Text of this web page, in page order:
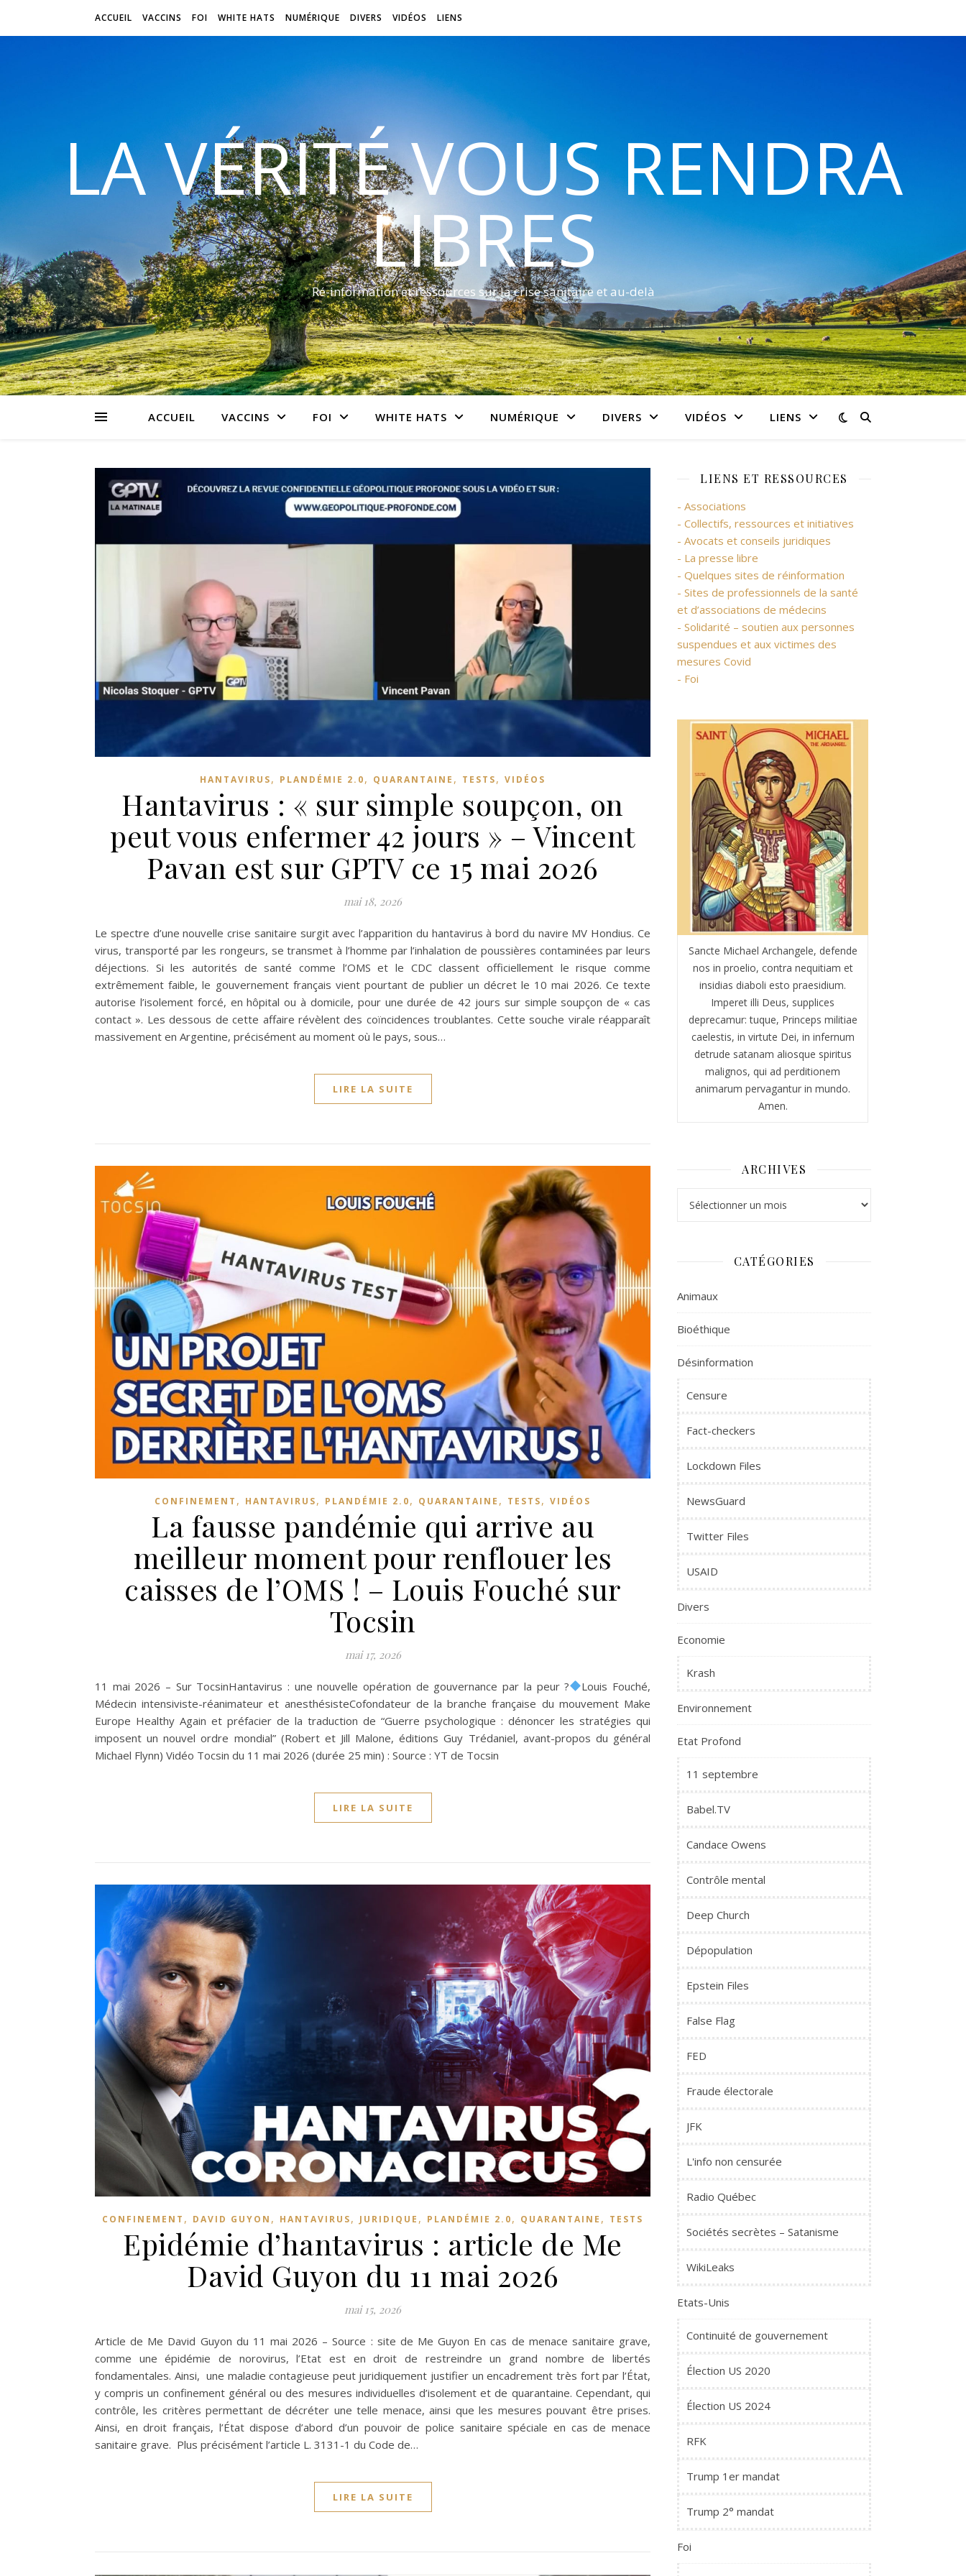
ACCUEIL VACCINS FOI WHITE HATS NUMÉRIQUE DIVERS VIDÉOS LIENS
LA VÉRITÉ VOUS RENDRA
LIBRES
Ré-information et ressources sur la crise sanitaire et au-delà
ACCUEIL VACCINS FOI WHITE HATS NUMÉRIQUE DIVERS VIDÉOS LIENS
HANTAVIRUS, PLANDÉMIE 2.0, QUARANTAINE , TESTS, VIDÉOS
Hantavirus : « sur simple soupçon, on
peut vous enfermer 42 jours » – Vincent
Pavan est sur GPTV ce 15 mai 2026
mai 18, 2026
Le spectre d’une nouvelle crise sanitaire surgit avec l’apparition du hantavirus à bord du navire MV Hondius. Ce
virus, transporté par les rongeurs, se transmet à l’homme par l’inhalation de poussières contaminées par leurs
déjections. Si les autorités de santé comme l’OMS et le CDC classent officiellement le risque comme
extrêmement faible, le gouvernement français vient pourtant de publier un décret le 10 mai 2026. Ce texte
autorise l’isolement forcé, en hôpital ou à domicile, pour une durée de 42 jours sur simple soupçon de « cas
contact ». Les dessous de cette affaire révèlent des coïncidences troublantes. Cette souche virale réapparaît
massivement en Argentine, précisément au moment où le pays, sous…
LIRE LA SUITE
CONFINEMENT , HANTAVIRUS, PLANDÉMIE 2.0, QUARANTAINE , TESTS, VIDÉOS
La fausse pandémie qui arrive au
meilleur moment pour renflouer les
caisses de l’OMS ! – Louis Fouché sur
Tocsin
mai 17, 2026
11 mai 2026 – Sur TocsinHantavirus : une nouvelle opération de gouvernance par la peur ?
Louis Fouché,
Médecin intensiviste-réanimateur et anesthésisteCofondateur de la branche française du mouvement Make
Europe Healthy Again et préfacier de la traduction de “Guerre psychologique : dénoncer les stratégies qui
imposent un nouvel ordre mondial” (Robert et Jill Malone, éditions Guy Trédaniel, avant-propos du général
Michael Flynn) Vidéo Tocsin du 11 mai 2026 (durée 25 min) : Source : YT de Tocsin
LIRE LA SUITE
CONFINEMENT , DAVID GUYON , HANTAVIRUS, JURIDIQUE , PLANDÉMIE 2.0, QUARANTAINE , TESTS
Epidémie d’hantavirus : article de Me
David Guyon du 11 mai 2026
mai 15, 2026
Article de Me David Guyon du 11 mai 2026 – Source : site de Me Guyon En cas de menace sanitaire grave,
comme une épidémie de norovirus, l’Etat est en droit de restreindre un grand nombre de libertés
fondamentales. Ainsi, une maladie contagieuse peut juridiquement justifier un encadrement très fort par l’État,
y compris un confinement général ou des mesures individuelles d’isolement et de quarantaine. Cependant, qui
contrôle, les critères permettant de décréter une telle menace, ainsi que les mesures pouvant être prises.
Ainsi, en droit français, l’État dispose d’abord d’un pouvoir de police sanitaire spéciale en cas de menace
sanitaire grave. Plus précisément l’article L. 3131-1 du Code de…
LIRE LA SUITE
LIENS ET RESSOURCES
- Associations
- Collectifs, ressources et initiatives
- Avocats et conseils juridiques
- La presse libre
- Quelques sites de réinformation
- Sites de professionnels de la santé
et d’associations de médecins
- Solidarité – soutien aux personnes
suspendues et aux victimes des
mesures Covid
- Foi
Sancte Michael Archangele, defende
nos in proelio, contra nequitiam et
insidias diaboli esto praesidium.
Imperet illi Deus, supplices
deprecamur: tuque, Princeps militiae
caelestis, in virtute Dei, in infernum
detrude satanam aliosque spiritus
malignos, qui ad perditionem
animarum pervagantur in mundo.
Amen.
ARCHIVES
CATÉGORIES
Animaux
Bioéthique
Désinformation
Censure
Fact-checkers
Lockdown Files
NewsGuard
Twitter Files
USAID
Divers
Economie
Krash
Environnement
Etat Profond
11 septembre
Babel.TV
Candace Owens
Contrôle mental
Deep Church
Dépopulation
Epstein Files
False Flag
FED
Fraude électorale
JFK
L'info non censurée
Radio Québec
Sociétés secrètes – Satanisme
WikiLeaks
Etats-Unis
Continuité de gouvernement
Élection US 2020
Élection US 2024
RFK
Trump 1er mandat
Trump 2° mandat
Foi